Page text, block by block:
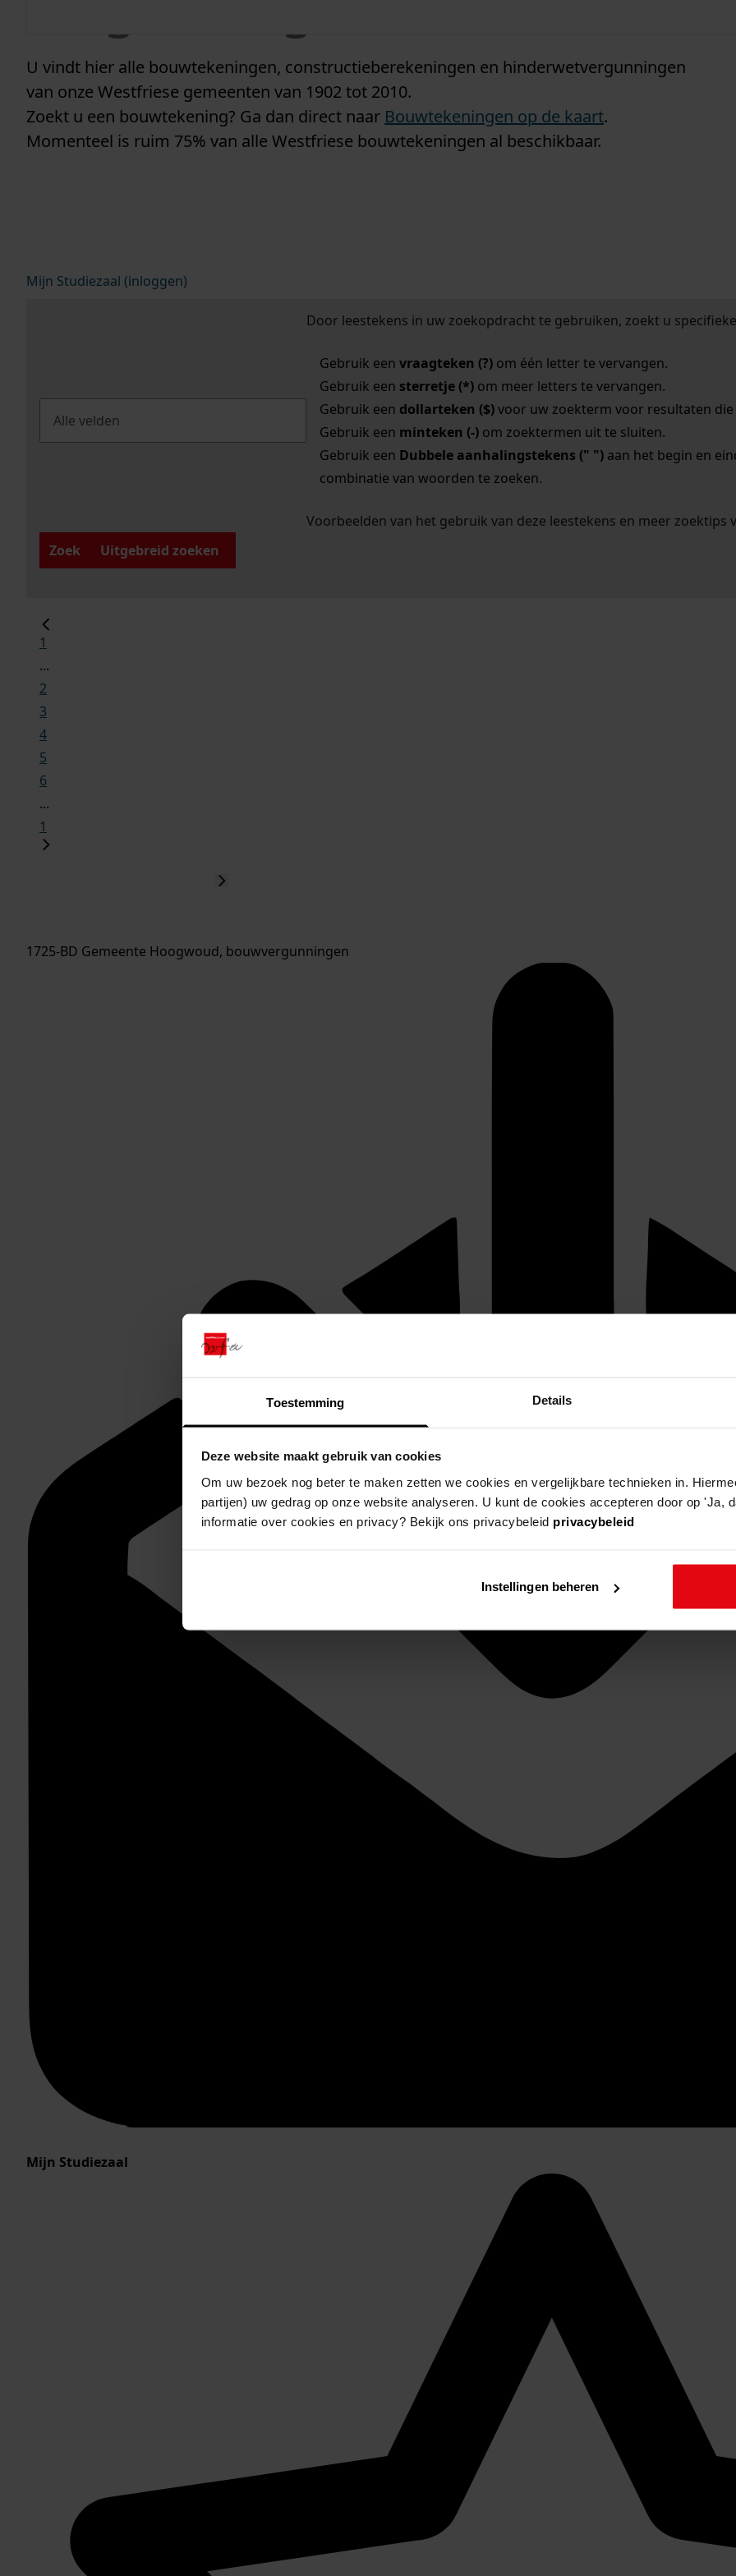
Toestemming Details
Deze website maakt gebruik van cookies
Om uw bezoek nog beter te maken zetten we cookies en vergelijkbare technieken in.
partijen) uw gedrag op onze website analyseren. U kunt de cookies accepteren door op 'Ja,
informatie over cookies en privacy? Bekijk ons privacybeleid privacybeleid
Instellingen beheren
U vindt hier alle bouwtekeningen, constructieberekeningen en hinderwetvergunningen
van onze Westfriese gemeenten van 1902 tot 2010.
Zoekt u een bouwtekening? Ga dan direct naar Bouwtekeningen op de kaart.
Momenteel is ruim 75% van alle Westfriese bouwtekeningen al beschikbaar.
Mijn Studiezaal (inloggen)
Door leestekens in uw zoekopdracht te gebruiken, zoekt u
Gebruik een vraagteken (?)om één letter te vervangen.
Gebruik een sterretje (*)om meer letters te vervangen.
Gebruik een dollarteken ($)voor uw zoekterm voor resultaten die
Gebruik een minteken (-)om zoektermen uit te sluiten.
Gebruik een Dubbele aanhalingstekens (" ")aan het begin en
combinatie van woorden te zoeken.
Voorbeelden van het gebruik van deze leestekens en meer zoektips
Zoek
Uitgebreid zoeken
1
...
2
3
4
5
6
...
1
1725-BD Gemeente Hoogwoud, bouwvergunningen
Mijn Studiezaal